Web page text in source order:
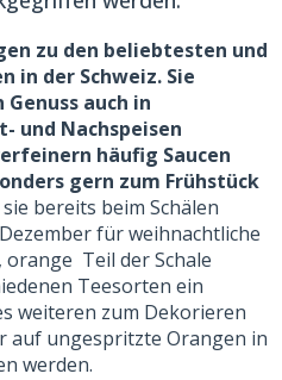
zu den beliebtesten und
in der Schweiz. Sie
auch in
und Nachspeisen
häufig Saucen
gern zum Frühstück
bereits beim Schälen
für weihnachtliche
orange Teil der Schale
Teesorten ein
weiteren zum Dekorieren
auf ungespritzte Orangen in
werden.